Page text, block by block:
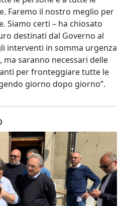
Faremo il nostro meglio per
Siamo certi – ha chiosato
destinati dal Governo al
interventi in somma urgenza
saranno necessari delle
per fronteggiare tutte le
giorno dopo giorno”.